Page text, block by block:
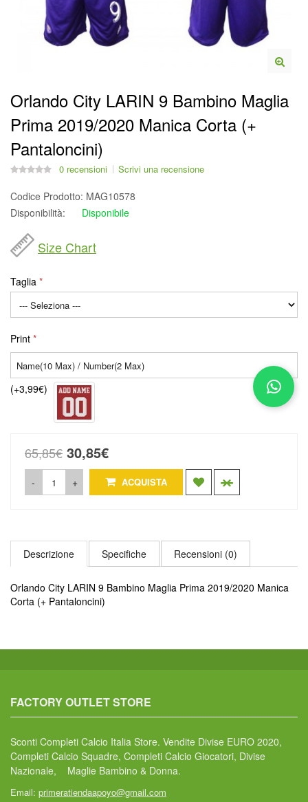
Orlando City LARIN 9 Bambino Maglia
Prima 2019/2020 Manica Corta (+
Pantaloncini)
0 recensioni Scrivi una recensione
Codice Prodotto: MAG10578
Disponibilità:
Disponibile
Size Chart
Taglia
Print
(+3,99€)
65,85€ 30,85€
- + ACQUISTA
Descrizione Specifiche Recensioni (0)
Orlando City LARIN 9 Bambino Maglia Prima 2019/2020 Manica
Corta (+ Pantaloncini)
FACTORY OUTLET STORE
Sconti Completi Calcio Italia Store. Vendite Divise EURO 2020,
Completi Calcio Squadre, Completi Calcio Giocatori, Divise
Nazionale, Maglie Bambino & Donna.
Email: primeratiendaapoyo@gmail.com